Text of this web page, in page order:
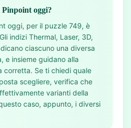
oggi?
oggi, per il puzzle 749, è
indizi Thermal, Laser, 3D,
ciascuno una diversa
e insieme guidano alla
corretta. Se ti chiedi quale
scegliere, verifica che
varianti della
caso, appunto, i diversi